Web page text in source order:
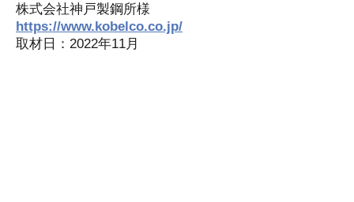
株式会社神戸製鋼所様
https://www.kobelco.co.jp/
取材日：2022年11月